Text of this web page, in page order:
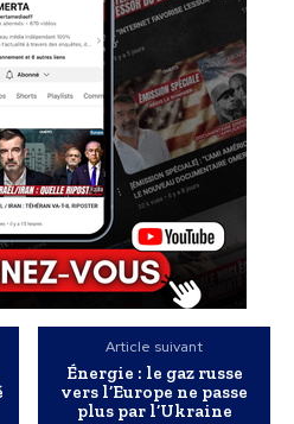
Article suivant
Énergie : le gaz russe
vers l’Europe ne passe
plus par l’Ukraine